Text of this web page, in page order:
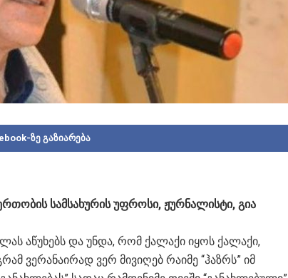
ზე გაზიარება
სამსახურის უფროსი, ჟურნალისტი, გია
აწუხებს და უნდა, რომ ქალაქი იყოს ქალაქი,
ვერანაირად ვერ მივიღებ რაიმე “ჰაზრს” იმ